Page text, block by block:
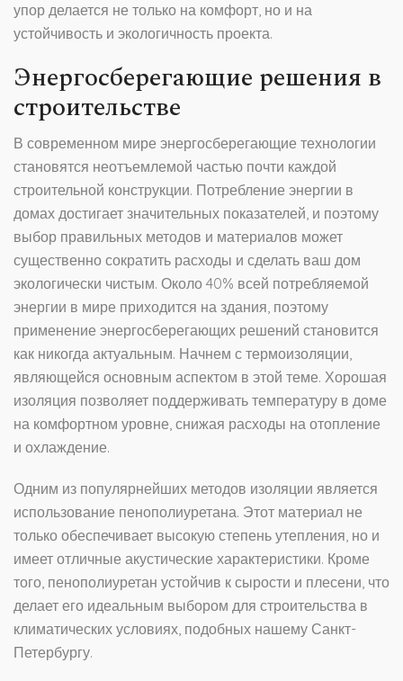
упор делается не только на комфорт, но и на
устойчивость и экологичность проекта.
Энергосберегающие решения в
строительстве
В современном мире энергосберегающие технологии
становятся неотъемлемой частью почти каждой
строительной конструкции. Потребление энергии в
домах достигает значительных показателей, и поэтому
выбор правильных методов и материалов может
существенно сократить расходы и сделать ваш дом
экологически чистым. Около 40% всей потребляемой
энергии в мире приходится на здания, поэтому
применение энергосберегающих решений становится
как никогда актуальным. Начнем с термоизоляции,
являющейся основным аспектом в этой теме. Хорошая
изоляция позволяет поддерживать температуру в доме
на комфортном уровне, снижая расходы на отопление
и охлаждение.
Одним из популярнейших методов изоляции является
использование пенополиуретана. Этот материал не
только обеспечивает высокую степень утепления, но и
имеет отличные акустические характеристики. Кроме
того, пенополиуретан устойчив к сырости и плесени, что
делает его идеальным выбором для строительства в
климатических условиях, подобных нашему Санкт-
Петербургу.